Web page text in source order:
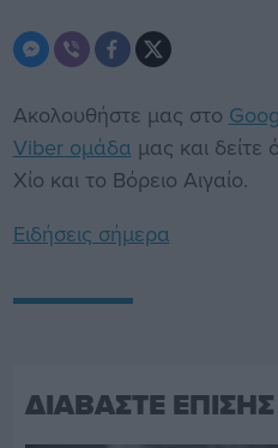
Ακολουθήστε μας στο
Viber ομάδα μας και δείτε
Χίο και το Βόρειο Αιγαίο.
Ειδήσεις σήμερα
ΔΙΑΒΑΣΤΕ ΕΠΙΣΗΣ